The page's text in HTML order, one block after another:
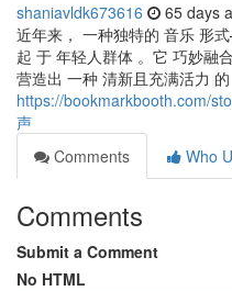
shaniavldk673616 65 days
近年来， 一种独特的 音乐 形
起 于 年轻人群体 。它 巧妙融
营造出 一种 清新且充满活力 的
https://bookmarkbooth.com/
声
Comments
Who
Comments
Submit a Comment
No HTML